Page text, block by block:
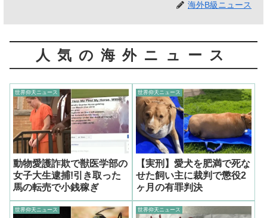
海外B級ニュース
人気の海外ニュース
世界仰天ニュース
動物愛護詐欺で獣医学部の
女子大生逮捕!引き取った
馬の転売で小銭稼ぎ
世界仰天ニュース
【実刑】愛犬を肥満で死な
せた飼い主に裁判で懲役2
ヶ月の有罪判決
世界仰天ニュース 世界仰天ニュース